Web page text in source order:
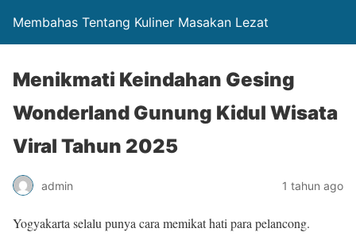
Membahas Tentang Kuliner Masakan Lezat
Menikmati Keindahan Gesing
Wonderland Gunung Kidul Wisata
Viral Tahun 2025
admin 1 tahun ago
Yogyakarta selalu punya cara memikat hati para pelancong.